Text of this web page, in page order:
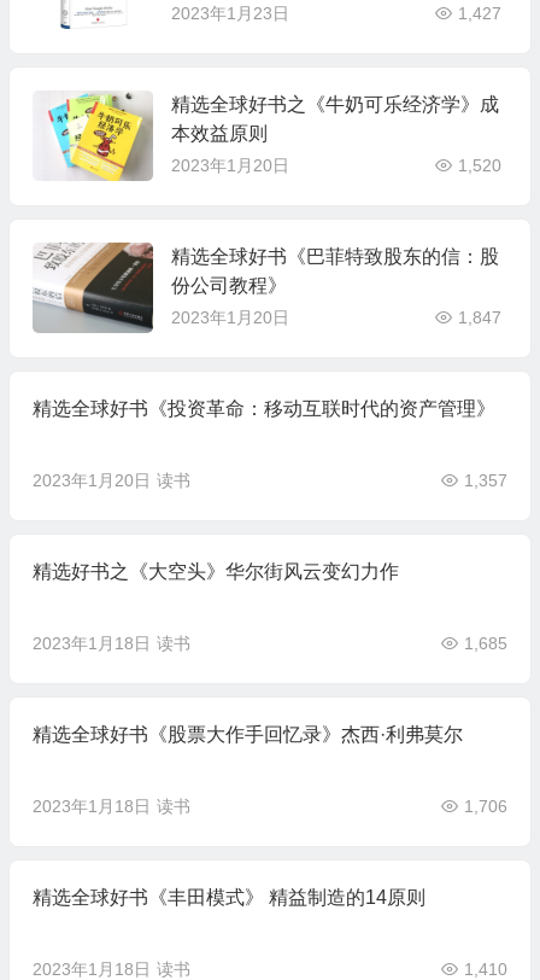
2023年1月23日 1,427
精选全球好书之《牛奶可乐经济学》成
本效益原则
2023年1月20日 1,520
精选全球好书《巴菲特致股东的信：股
份公司教程》
2023年1月20日 1,847
精选全球好书《投资革命：移动互联时代的资产管理》
2023年1月20日 读书 1,357
精选好书之《大空头》华尔街风云变幻力作
2023年1月18日 读书 1,685
精选全球好书《股票大作手回忆录》杰西·利弗莫尔
2023年1月18日 读书 1,706
精选全球好书《丰田模式》 精益制造的14原则
2023年1月18日 读书 1,410